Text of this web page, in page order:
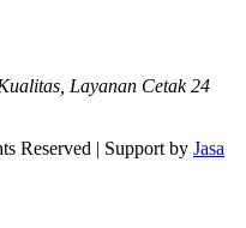
Layanan Cetak 24
Reserved | Support by Jasa